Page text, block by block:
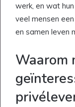
werk, en wat
veel mensen
en samen leven
Waarom